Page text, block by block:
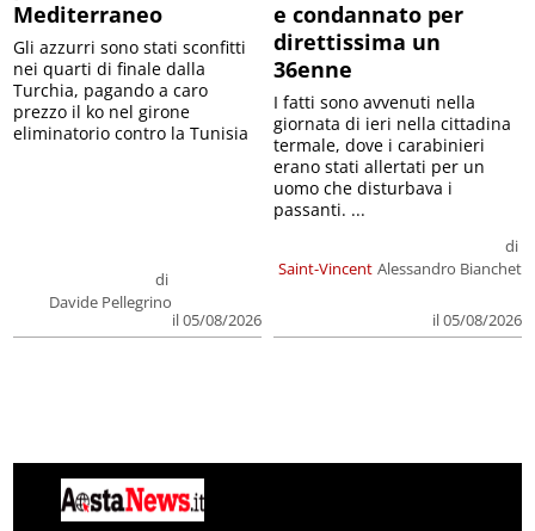
Mediterraneo
di
Davide Pellegrino
il 05/08/2026
Gli azzurri sono stati sconfitti
nei quarti di finale dalla
Turchia, pagando a caro
prezzo il ko nel girone
eliminatorio contro la Tunisia
e condannato per
direttissima un
36enne
Saint-Vincent
di
Alessandro Bianchet
il 05/08/2026
I fatti sono avvenuti nella
giornata di ieri nella cittadina
termale, dove i carabinieri
erano stati allertati per un
uomo che disturbava i
passanti. ...